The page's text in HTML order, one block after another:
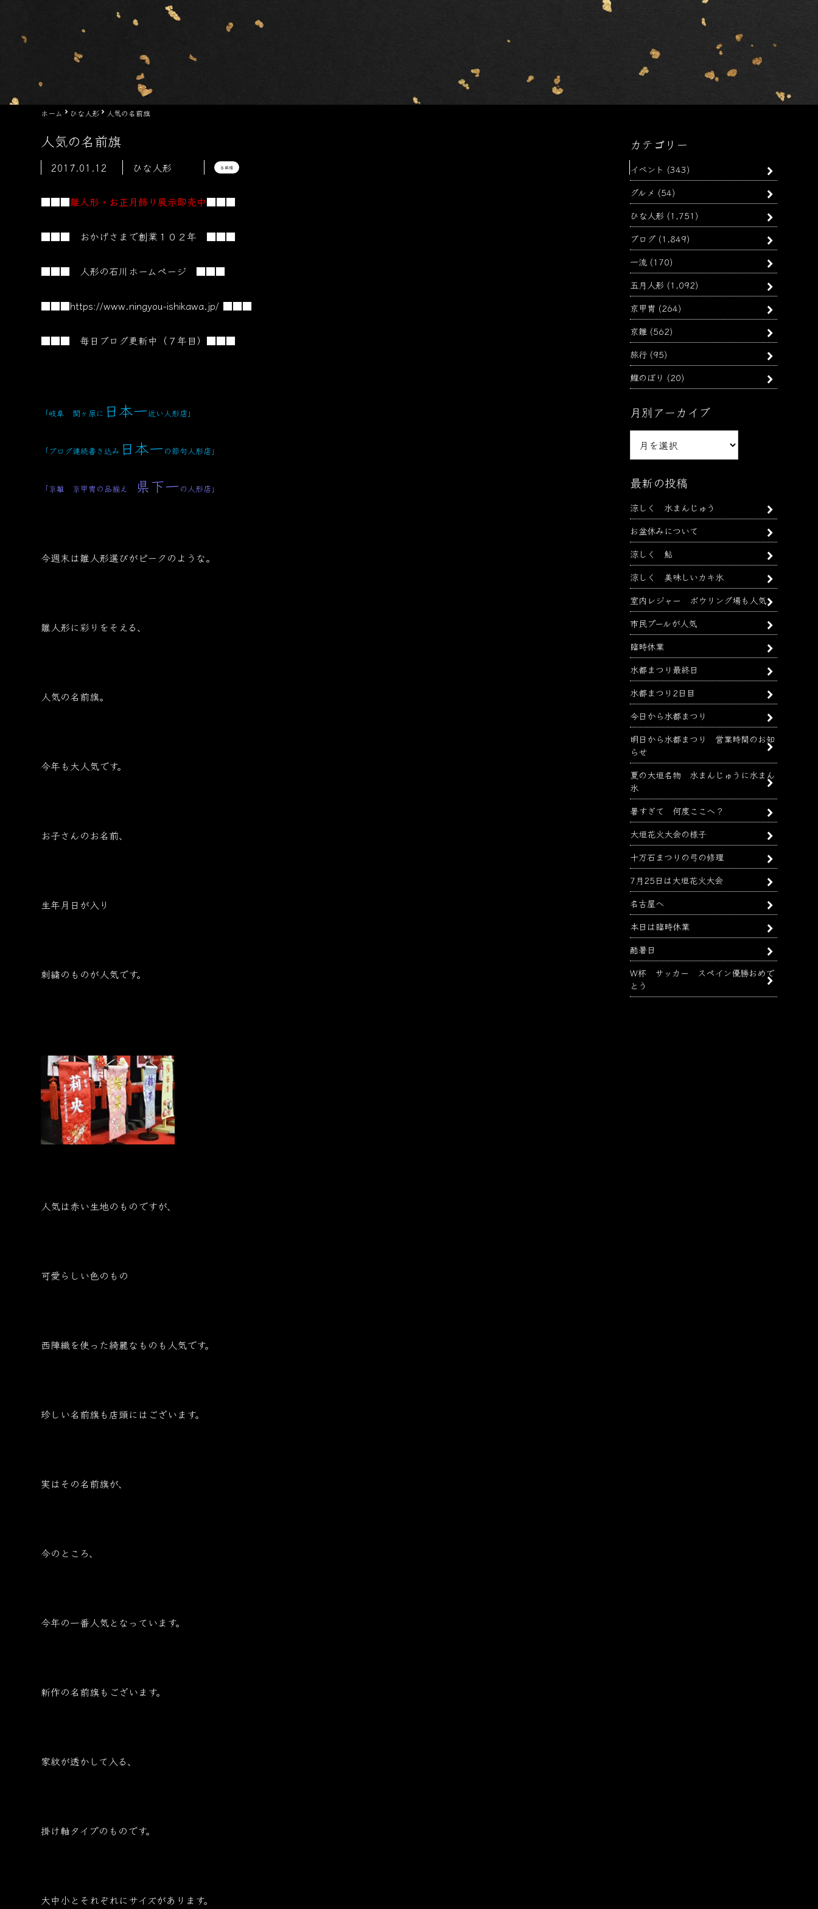
ホーム ひな人形 人気の名前旗
人気の名前旗
2017.01.12 ひな人形 名前旗
■■■雛人形・お正月飾り展示即売中■■■
■■■ おかげさまで創業１０２年 ■■■
■■■ 人形の石川ホームページ ■■■
■■■https://www.ningyou-ishikawa.jp/ ■■■
■■■ 毎日ブログ更新中（７年目）■■■
「岐阜 関ヶ原に 日本一近い人形店」
「ブログ連続書き込み 日本一 の節句人形店」
「京雛 京甲冑の品揃え 県下一 の人形店」
今週末は雛人形選びがピークのような。
雛人形に彩りをそえる、
人気の名前旗。
今年も大人気です。
お子さんのお名前、
生年月日が入り
刺繍のものが人気です。
人気は赤い生地のものですが、
可愛らしい色のもの
西陣織を使った綺麗なものも人気です。
珍しい名前旗も店頭にはございます。
実はその名前旗が、
今のところ、
今年の一番人気となっています。
新作の名前旗もございます。
家紋が透かして入る、
掛け軸タイプのものです。
大中小とそれぞれにサイズがあります。
カテゴリー
イベント (343)
グルメ (54)
ひな人形 (1,751)
ブログ(1,849)
一流(170)
五月人形 (1,092)
京甲冑 (264)
京雛(562)
旅行(95)
鯉のぼり (20)
月別アーカイブ
ー
イ
ブ
最新の投稿
涼しく 水まんじゅう
お盆休みについて
涼しく 鮎
涼しく 美味しいカキ氷
室内レジャー ボウリング場も人気
市民プールが人気
臨時休業
水都まつり最終日
水都まつり2日目
今日から水都まつり
明日から水都まつり 営業時間のお知
らせ
夏の大垣名物 水まんじゅうに水まん
氷
暑すぎて 何度ここへ？
大垣花火大会の様子
十万石まつりの弓の修理
7月25日は大垣花火大会
名古屋へ
本日は臨時休業
酷暑日
W杯 サッカー スペイン優勝おめで
とう